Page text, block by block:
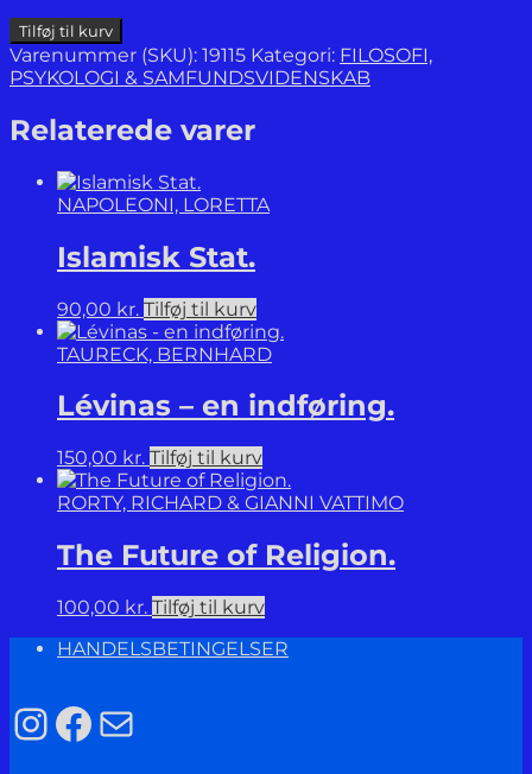
Motivation
and
Action.
Edition.
antal
Tilføj til kurv
Varenummer (SKU): 19115 Kategori: FILOSOFI,
PSYKOLOGI & SAMFUNDSVIDENSKAB
Relaterede varer
NAPOLEONI, LORETTA
Islamisk Stat.
90,00 kr. Tilføj til kurv
TAURECK, BERNHARD
Lévinas – en indføring.
150,00 kr. Tilføj til kurv
RORTY, RICHARD & GIANNI VATTIMO
The Future of Religion.
100,00 kr. Tilføj til kurv
HANDELSBETINGELSER
Instagram
Facebook
Mail